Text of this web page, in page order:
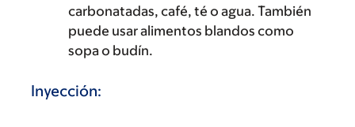
carbonatadas, café, té o agua. También
puede usar alimentos blandos como
sopa o budín.
Inyección: